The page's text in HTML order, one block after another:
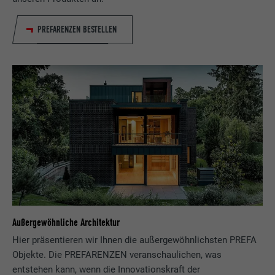
PREFARENZEN BESTELLEN
Außergewöhnliche Architektur
Hier präsentieren wir Ihnen die außergewöhnlichsten PREFA
Objekte. Die PREFARENZEN veranschaulichen, was
entstehen kann, wenn die Innovationskraft der
Name bcookie
Laufzeit 2 Jahre
Zweck
Verwendet vom Social-Networking-Dienst
LinkedIn für die Verfolgung der
Verwendung von eingebetteten
Dienstleistungen.
Name bscookie
Anbieter LinkedIn
Laufzeit 2 Jahre